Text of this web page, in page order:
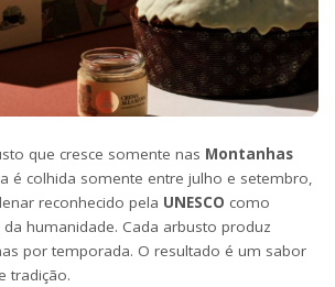
que cresce somente nas Montanhas
é colhida somente entre julho e setembro,
reconhecido pela UNESCO como
humanidade. Cada arbusto produz
por temporada. O resultado é um sabor
tradição.